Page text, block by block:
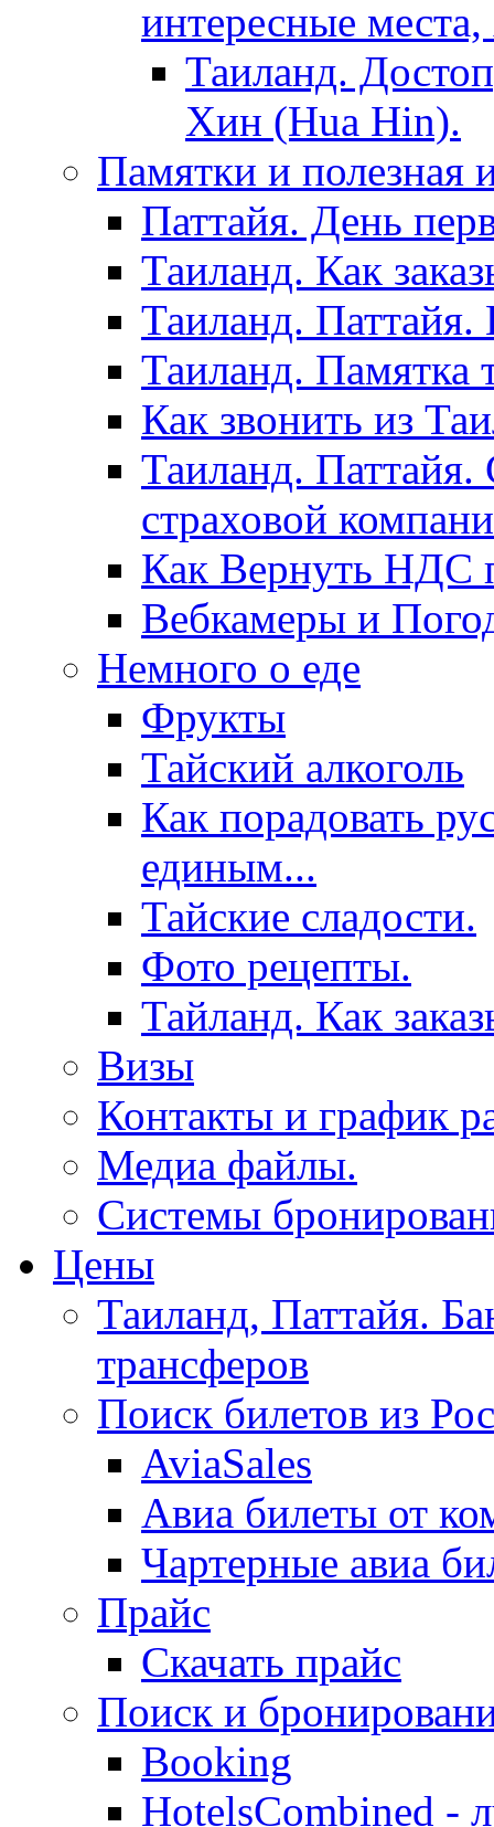
интересные
Таиланд.
Хин (Hua Hin).
Памятки и полезная
Паттайя. День
Таиланд. Как
Таиланд.
Таиланд. Памятка
Как звонить из
Таиланд. Паттайя.
страховой
Как Вернуть НДС
Вебкамеры и
Немного о еде
Фрукты
Тайский алкоголь
Как порадовать
единым...
Тайские сладости.
Фото рецепты.
Тайланд. Как
Визы
Контакты и график
Медиа файлы.
Системы
Цены
Таиланд, Паттайя.
трансферов
Поиск билетов из
AviaSales
Авиа билеты от
Чартерные авиа
Прайс
Скачать прайс
Поиск и
Booking
HotelsCombined -